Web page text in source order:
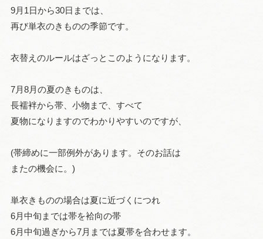
9月1日から30日までは、
再び単衣のきものの季節です。
衣替えのルールはざっとこのようになります。
7月8月の夏のきものは、
長襦袢から帯、小物まで、すべて
夏物になりますのでわかりやすいのですが、
(帯締めに一部例外があります。そのお話は
またの機会に。)
単衣きものの場合は夏に近づくにつれ
6月中旬までは帯を袷向の帯
6月中旬過ぎから7月までは夏帯を合わせます。